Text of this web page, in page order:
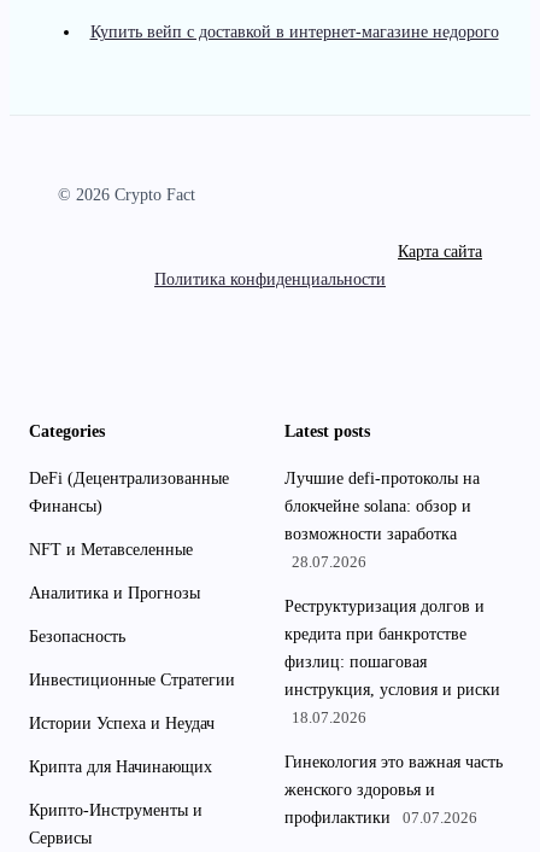
Купить вейп с доставкой в интернет-магазине недорого
© 2026 Crypto Fact
Карта сайта
Политика конфиденциальности
Categories
DeFi (Децентрализованные
Финансы)
NFT и Метавселенные
Аналитика и Прогнозы
Безопасность
Инвестиционные Стратегии
Истории Успеха и Неудач
Крипта для Начинающих
Крипто-Инструменты и
Сервисы
Latest posts
Лучшие defi-протоколы на
блокчейне solana: обзор и
возможности заработка
28.07.2026
Реструктуризация долгов и
кредита при банкротстве
физлиц: пошаговая
инструкция, условия и риски
18.07.2026
Гинекология это важная часть
женского здоровья и
профилактики
07.07.2026